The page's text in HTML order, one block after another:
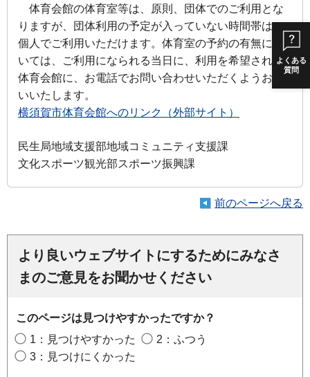
よくある
質問
体育会館の体育室等は、原則、団体でのご利用とな
りますが、団体利用の予定が入っていない時間帯は、
個人でご利用いただけます。体育室の予約の有無につ
いては、ご利用になられる当日に、利用を希望される
体育会館に、お電話でお問い合わせいただくようお願
いいたします。
横須賀市体育会館へのリンク（外部サイト）
民生局地域支援部地域コミュニティ支援課
文化スポーツ観光部スポーツ振興課
前のページへ戻る
より良いウェブサイトにするためにみなさ
まのご意見をお聞かせください
このページは見つけやすかったですか？
1：見つけやすかった
2：ふつう
3：見つけにくかった